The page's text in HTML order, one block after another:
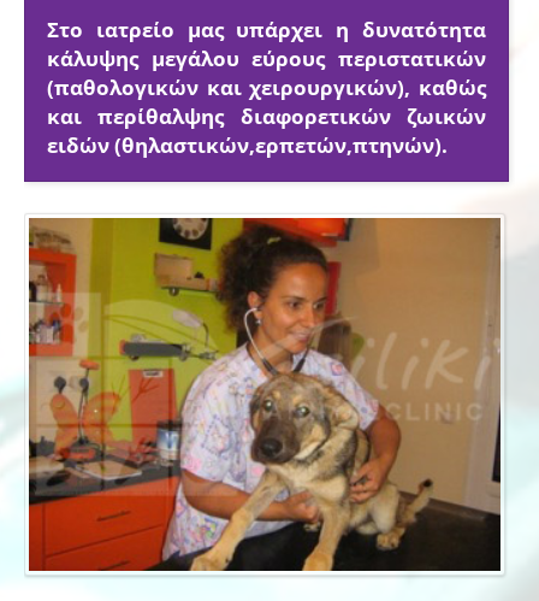
Στο ιατρείο μας υπάρχει η δυνατότητα
κάλυψης μεγάλου εύρους περιστατικών
(παθολογικών και χειρουργικών), καθώς
και περίθαλψης διαφορετικών ζωικών
ειδών (θηλαστικών,ερπετών,πτηνών).